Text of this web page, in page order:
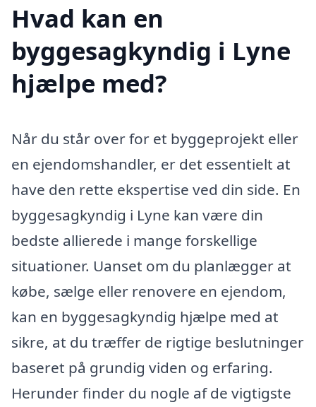
Hvad kan en
byggesagkyndig i Lyne
hjælpe med?
Når du står over for et byggeprojekt eller
en ejendomshandler, er det essentielt at
have den rette ekspertise ved din side. En
byggesagkyndig i Lyne kan være din
bedste allierede i mange forskellige
situationer. Uanset om du planlægger at
købe, sælge eller renovere en ejendom,
kan en byggesagkyndig hjælpe med at
sikre, at du træffer de rigtige beslutninger
baseret på grundig viden og erfaring.
Herunder finder du nogle af de vigtigste